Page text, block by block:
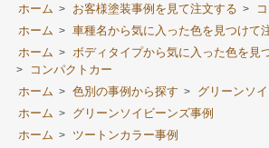
ホーム > お客様塗装事例を見て注文する >
ホーム > 車種名から気に入った色を見つけて
ホーム > ボディタイプから気に入った色を見
>
コンパクトカー
ホーム > 色別の事例から探す >
グリーンソ
ホーム >
グリーンソイビーンズ事例
ホーム >
ツートンカラー事例